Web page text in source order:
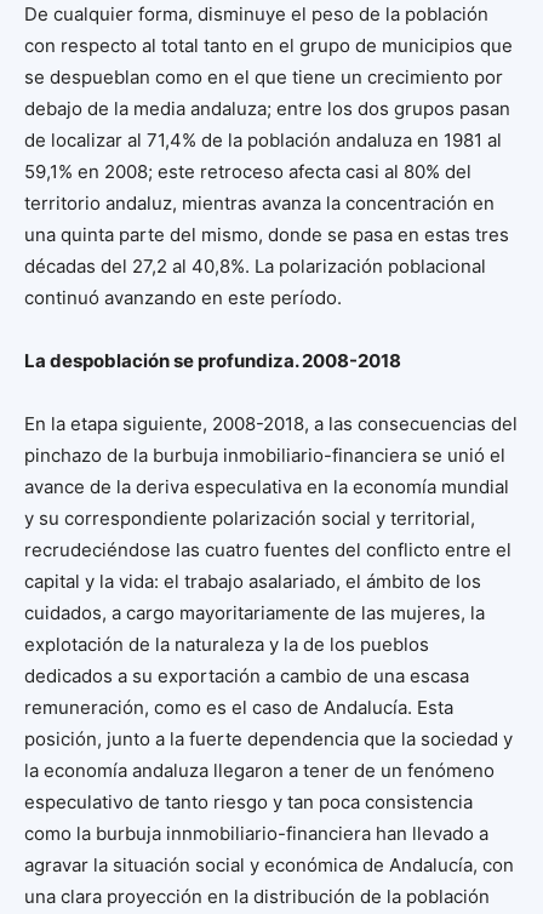
De cualquier forma, disminuye el peso de la población
con respecto al total tanto en el grupo de municipios que
se despueblan como en el que tiene un crecimiento por
debajo de la media andaluza; entre los dos grupos pasan
de localizar al 71,4% de la población andaluza en 1981 al
59,1% en 2008; este retroceso afecta casi al 80% del
territorio andaluz, mientras avanza la concentración en
una quinta parte del mismo, donde se pasa en estas tres
décadas del 27,2 al 40,8%. La polarización poblacional
continuó avanzando en este período.
La despoblación se profundiza. 2008-2018
En la etapa siguiente, 2008-2018, a las consecuencias del
pinchazo de la burbuja inmobiliario-financiera se unió el
avance de la deriva especulativa en la economía mundial
y su correspondiente polarización social y territorial,
recrudeciéndose las cuatro fuentes del conflicto entre el
capital y la vida: el trabajo asalariado, el ámbito de los
cuidados, a cargo mayoritariamente de las mujeres, la
explotación de la naturaleza y la de los pueblos
dedicados a su exportación a cambio de una escasa
remuneración, como es el caso de Andalucía. Esta
posición, junto a la fuerte dependencia que la sociedad y
la economía andaluza llegaron a tener de un fenómeno
especulativo de tanto riesgo y tan poca consistencia
como la burbuja innmobiliario-financiera han llevado a
agravar la situación social y económica de Andalucía, con
una clara proyección en la distribución de la población